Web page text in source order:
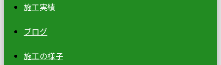
施工実績
ブログ
施工の様子